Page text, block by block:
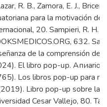
R. B., Zamora, E. J.,
para la motivación de
20. Sampieri, R. H.
632.
de la comprensión
El libro pор-uр. Апиario
Los libros pop-up para
Libro pop-up sobre la
Cesar Vallejo, 80.